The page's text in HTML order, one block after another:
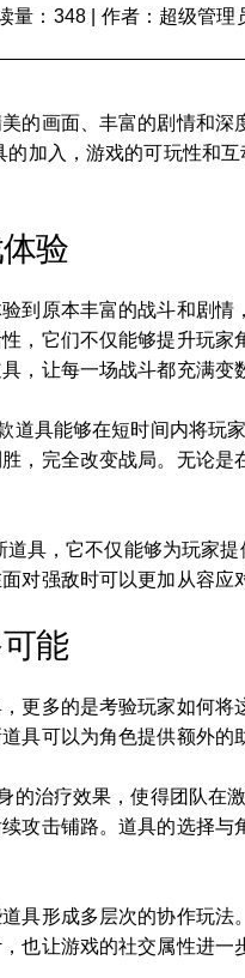
量：348 作者：超级管理
的画面、丰富的剧情和
加入，游戏的可玩性和
验
到原本丰富的战斗和剧
，它们不仅能够提升玩
，让每一场战斗都充满变
具能够在短时间内将玩
，完全改变战局。无论
道具，它不仅能够为玩
对强敌时可以更加从容应
能
更多的是考验玩家如何
具可以为角色提供额外的
的治疗效果，使得团队在
攻击铺路。道具的选择
具形成多层次的协作玩
也让游戏的社交属性进一